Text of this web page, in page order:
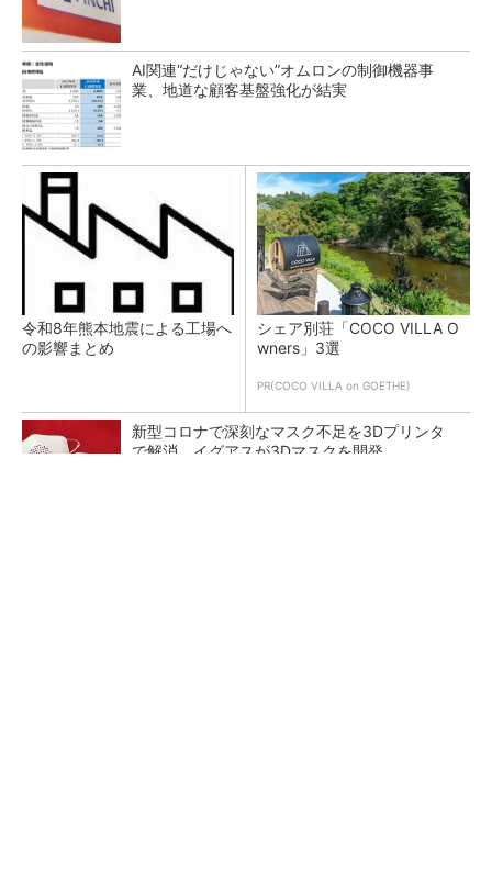
AI関連“だけじゃない”オムロンの制御機器事
業、地道な顧客基盤強化が結実
令和8年熊本地震による工場へ
の影響まとめ
シェア別荘「COCO VILLA O
wners」3選
PR(COCO VILLA on GOETHE)
新型コロナで深刻なマスク不足を3Dプリンタ
で解消、イグアスが3Dマスクを開発